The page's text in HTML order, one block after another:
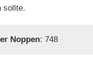
sollte.
Noppen: 748